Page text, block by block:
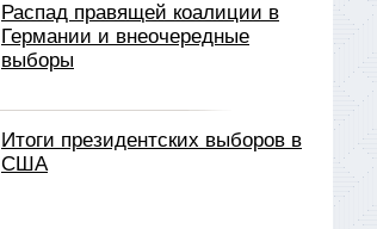
Распад правящей коалиции в
Германии и внеочередные
выборы
Итоги президентских выборов в
США